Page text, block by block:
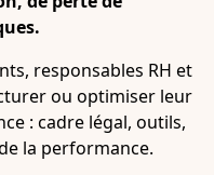
responsables RH et
ou optimiser leur
: cadre légal, outils,
la performance.